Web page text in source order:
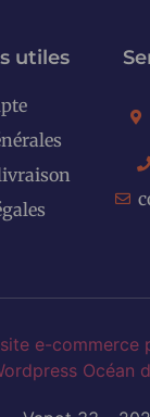
utiles
e-commerce
Océan